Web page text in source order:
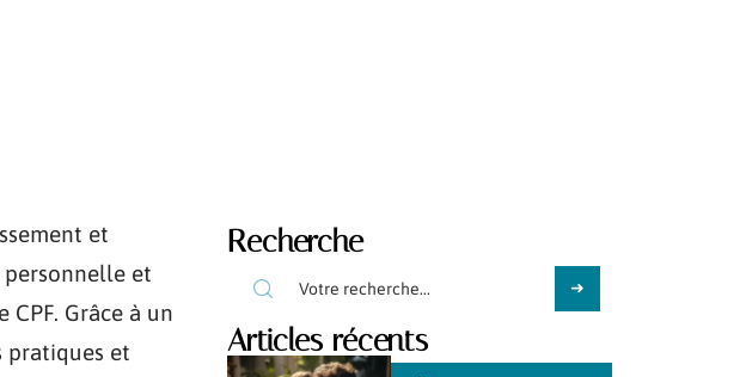
et
personnelle et
Grâce à un
pratiques et
Recherche
Articles récents